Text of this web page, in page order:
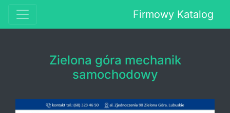
Firmowy Katalog
Zielona góra mechanik
samochodowy